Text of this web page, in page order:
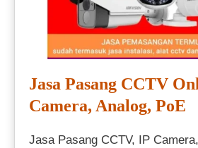
Jasa Pasang CCTV
Camera, Analog, PoE
Jasa Pasang CCTV, IP